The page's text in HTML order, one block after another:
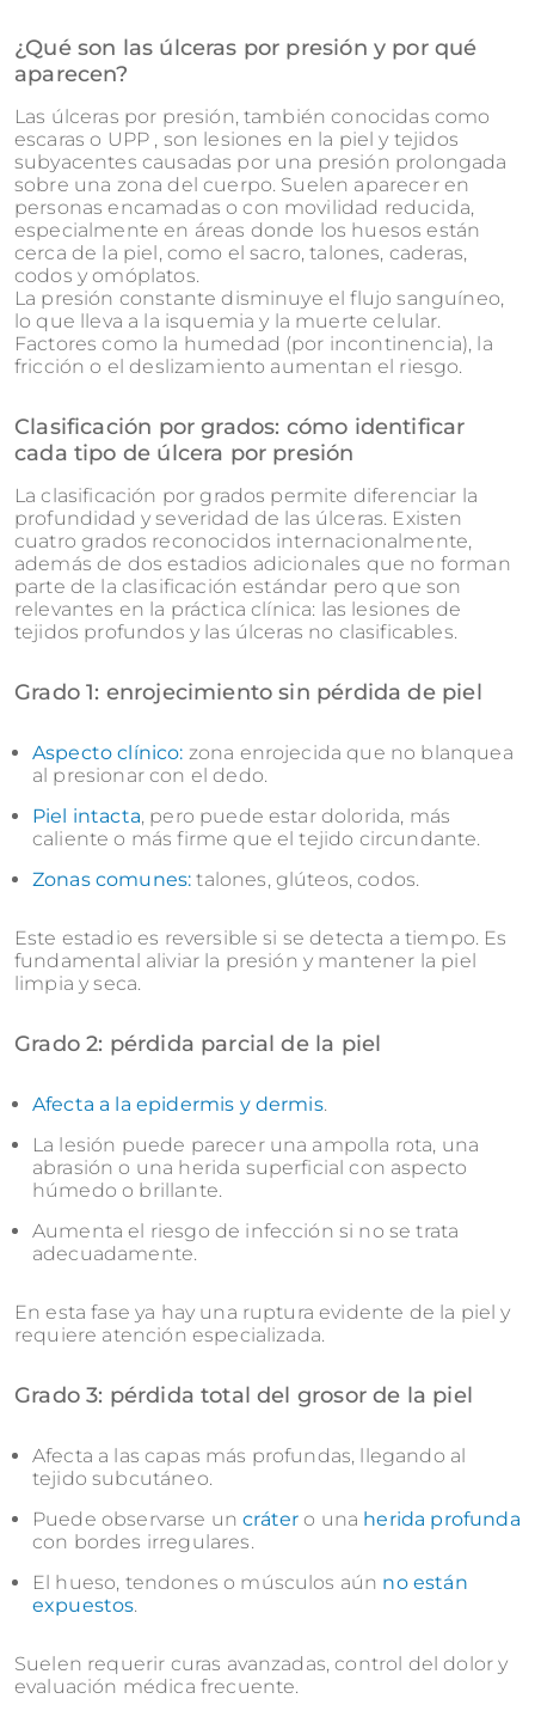
¿Qué son las úlceras por presión y por qué
aparecen?
Las úlceras por presión, también conocidas como
escaras o UPP , son lesiones en la piel y tejidos
subyacentes causadas por una presión prolongada
sobre una zona del cuerpo. Suelen aparecer en
personas encamadas o con movilidad reducida,
especialmente en áreas donde los huesos están
cerca de la piel, como el sacro, talones, caderas,
codos y omóplatos.
La presión constante disminuye el flujo sanguíneo,
lo que lleva a la isquemia y la muerte celular.
Factores como la humedad (por incontinencia), la
fricción o el deslizamiento aumentan el riesgo.
Clasificación por grados: cómo identificar
cada tipo de úlcera por presión
La clasificación por grados permite diferenciar la
profundidad y severidad de las úlceras. Existen
cuatro grados reconocidos internacionalmente,
además de dos estadios adicionales que no forman
parte de la clasificación estándar pero que son
relevantes en la práctica clínica: las lesiones de
tejidos profundos y las úlceras no clasificables.
Grado 1: enrojecimiento sin pérdida de piel
Aspecto clínico: zona enrojecida que no blanquea
al presionar con el dedo.
Piel intacta, pero puede estar dolorida, más
caliente o más firme que el tejido circundante.
Zonas comunes: talones, glúteos, codos.
Este estadio es reversible si se detecta a tiempo. Es
fundamental aliviar la presión y mantener la piel
limpia y seca.
Grado 2: pérdida parcial de la piel
Afecta a la epidermis y dermis.
La lesión puede parecer una ampolla rota, una
abrasión o una herida superficial con aspecto
húmedo o brillante.
Aumenta el riesgo de infección si no se trata
adecuadamente.
En esta fase ya hay una ruptura evidente de la piel y
requiere atención especializada.
Grado 3: pérdida total del grosor de la piel
Afecta a las capas más profundas, llegando al
tejido subcutáneo.
Puede observarse uncrátero una herida profunda
con bordes irregulares.
El hueso, tendones o músculos aún no están
expuestos.
Suelen requerir curas avanzadas, control del dolor y
evaluación médica frecuente.